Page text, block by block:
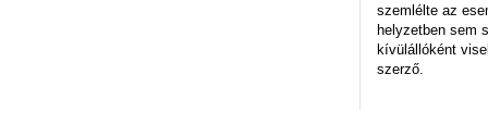
szemlélte az
helyzetben sem
kívülállóként
szerző.